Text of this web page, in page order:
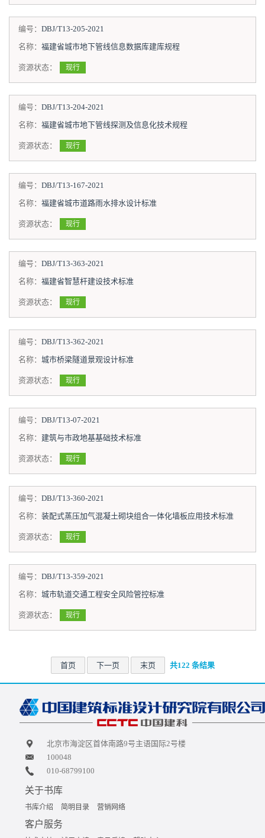
编号： DBJ/T13-205-2021
名称： 福建省城市地下管线信息数据库建库规程
资源状态： 现行
编号： DBJ/T13-204-2021
名称： 福建省城市地下管线探测及信息化技术规程
资源状态： 现行
编号： DBJ/T13-167-2021
名称： 福建省城市道路雨水排水设计标准
资源状态： 现行
编号： DBJ/T13-363-2021
名称： 福建省智慧杆建设技术标准
资源状态： 现行
编号： DBJ/T13-362-2021
名称： 城市桥梁隧道景观设计标准
资源状态： 现行
编号： DBJ/T13-07-2021
名称： 建筑与市政地基基础技术标准
资源状态： 现行
编号： DBJ/T13-360-2021
名称： 装配式蒸压加气混凝土砌块组合一体化墙板应用技术标准
资源状态： 现行
编号： DBJ/T13-359-2021
名称： 城市轨道交通工程安全风险管控标准
资源状态： 现行
首页 下一页 末页 共122 条结果
北京市海淀区首体南路9号主语国际2号楼
100048
010-68799100
关于书库
书库介绍 简明目录 营销网络
客户服务